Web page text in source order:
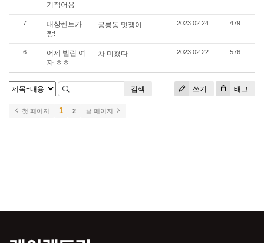
기적어용
7
대상렌트카
짱!
공릉동 멋쟁이 2023.02.24 479
6
어제 빌린 여
자 ㅎㅎ
차 미쳤다 2023.02.22 576
쓰기 태그
검색
첫 페이지 1 2 끝 페이지